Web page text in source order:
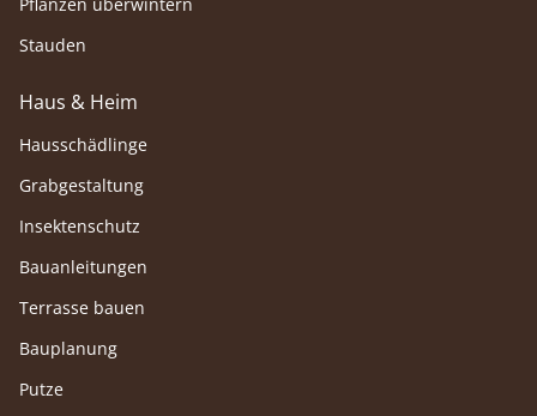
Stauden
Haus & Heim
Hausschädlinge
Grabgestaltung
Insektenschutz
Bauanleitungen
Terrasse bauen
Bauplanung
Putze